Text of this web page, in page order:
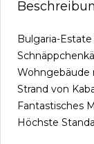
Bulgaria-
Wohngebäude
Strand von
Fantastisches
Höchste